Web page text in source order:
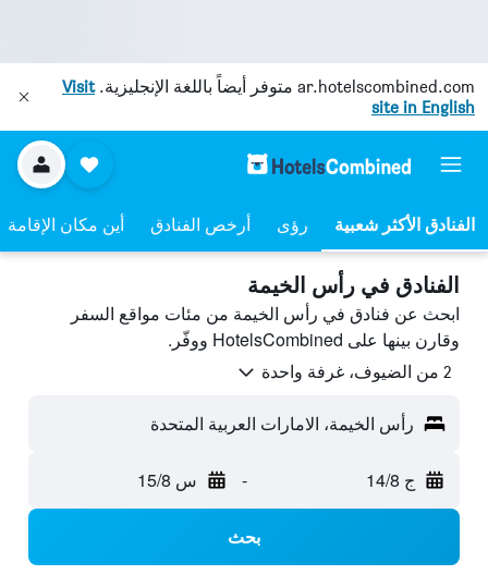
ar.hotelscombined.com متوفر أيضاً باللغة الإنجليزية.Visit
site in English
رؤى أرخص الفنادق أين مكان الإقامة
الفنادق في رأس الخيمة
ابحث عن فنادق في رأس الخيمة من مئات مواقع السفر
وقارن بينها على HotelsCombined ووفّر.
2 من الضيوف، غرفة واحدة
رأس الخيمة، الامارات العربية المتحدة
ج 14/8 - س 15/8
بحث